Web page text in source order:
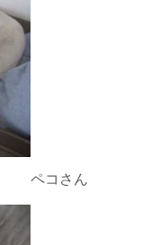
ペコさん